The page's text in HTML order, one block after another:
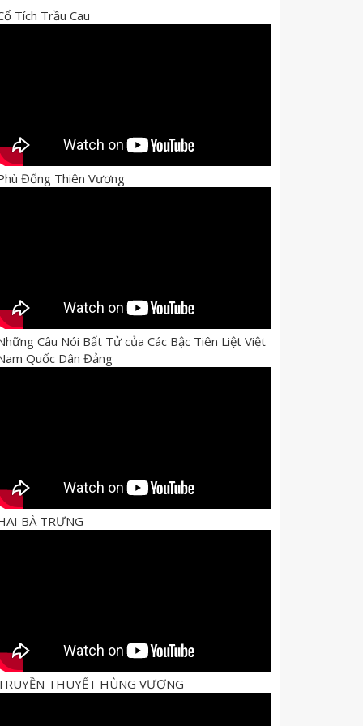
Tích Trầu Cau
Đổng Thiên Vương
Câu Nói Bất Tử của Các Bậc Tiên Liệt Việt
Quốc Dân Đảng
BÀ TRƯNG
THUYẾT HÙNG VƯƠNG